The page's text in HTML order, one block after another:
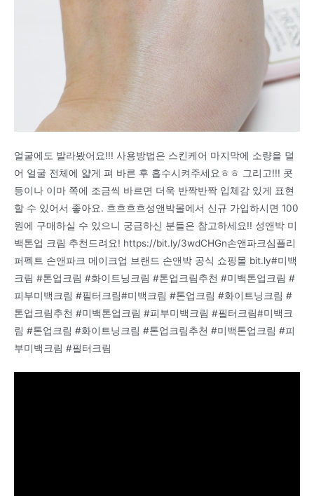
얼굴에도 발라봤어요!!! 사용방법은 스킨케어 마지막에 소량을 덜
어 얼굴 전체에 얇게 펴 바른 후 흡수시켜주세요ㅎㅎ 그리고!!! 콧
등이나 이마 쪽에 조금씩 바르면 더욱 반짝반짝 입체감 있게 표현
할 수 있어서 좋아요. 흐흐흐흐성앤박몰에서 신규 가입하시면 100
원에 구매하실 수 있으니 궁금하신 분들은 참고하세요!! 성앤박 미
백톤업 크림 추천드려요! https://bit.ly/3wdCHGn손앤파크심플리
퍼펙트 손앤파크 메이크업 브랜드 손앤박 공식 쇼핑몰 bit.ly#미백
크림 #톤업크림 #화이트닝크림 #톤업크림추천 #미백톤업크림 #
피부미백크림 #필터크림#미백크림 #톤업크림 #화이트닝크림 #
톤업크림추천 #미백톤업크림 #피부미백크림 #필터크림#미백크
림 #톤업크림 #화이트닝크림 #톤업크림추천 #미백톤업크림 #피
부미백크림 #필터크림